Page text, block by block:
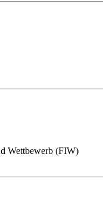
Wettbewerb (FIW)